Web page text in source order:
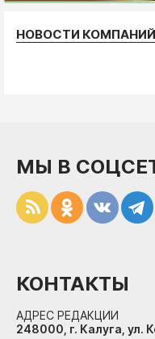
НОВОСТИ КОМПАНИЙ
МЫ В
КОНТАКТЫ
АДРЕС РЕДАКЦИИ
248000, г. Калуга, ул.